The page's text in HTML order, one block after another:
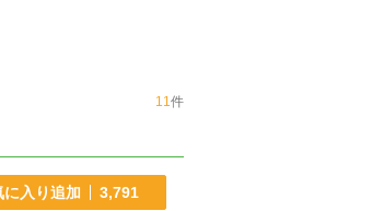
11件
に入り追加 3,791